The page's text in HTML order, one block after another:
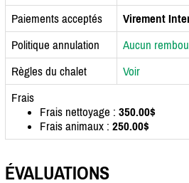
Paiements acceptés
Virement
Politique annulation
Aucun
Règles du chalet
Voir
Frais
Frais nettoyage : 350.00$
Frais animaux : 250.00$
ÉVALUATIONS